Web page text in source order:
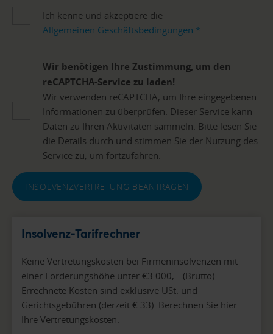
Ich kenne und akzeptiere die
Allgemeinen Geschäftsbedingungen *
Wir benötigen Ihre Zustimmung, um den
reCAPTCHA-Service zu laden!
Wir verwenden reCAPTCHA, um Ihre eingegebenen
Informationen zu überprüfen. Dieser Service kann
Daten zu Ihren Aktivitäten sammeln. Bitte lesen Sie
die Details durch und stimmen Sie der Nutzung des
Service zu, um fortzufahren.
INSOLVENZVERTRETUNG BEANTRAGEN
Insolvenz-Tarifrechner
Keine Vertretungskosten bei Firmeninsolvenzen mit
einer Forderungshöhe unter €3.000,-- (Brutto).
Errechnete Kosten sind exklusive USt. und
Gerichtsgebühren (derzeit € 33). Berechnen Sie hier
Ihre Vertretungskosten: